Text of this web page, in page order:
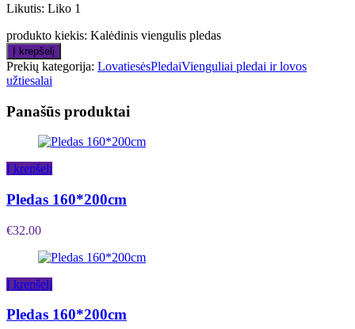
Likutis: Liko 1
produkto kiekis: Kalėdinis viengulis pledas
Į krepšelį
Prekių kategorija: LovatiesėsPledaiVienguliai pledai ir lovos
užtiesalai
Panašūs produktai
Į krepšelį
Pledas 160*200cm
€32.00
Į krepšelį
Pledas 160*200cm